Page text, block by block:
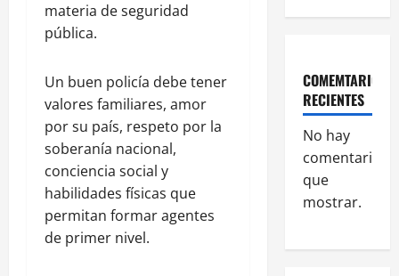
materia de seguridad
pública.
Un buen policía debe tener
valores familiares, amor
por su país, respeto por la
soberanía nacional,
conciencia social y
habilidades físicas que
permitan formar agentes
de primer nivel.
COMEMTARIOS
RECIENTES
No hay
comentarios
que
mostrar.